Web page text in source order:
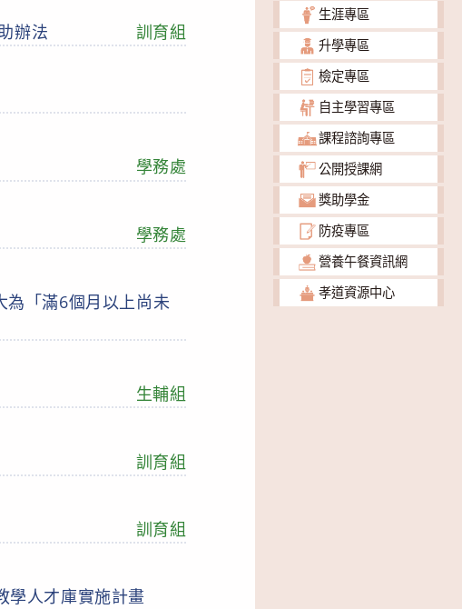
訓育組
辦法
學務處
學務處
為「滿6個月以上尚未
生輔組
訓育組
訓育組
學人才庫實施計畫
生涯專區
升學專區
檢定專區
自主學習專區
課程諮詢專區
公開授課網
獎助學金
防疫專區
營養午餐資訊網
孝道資源中心